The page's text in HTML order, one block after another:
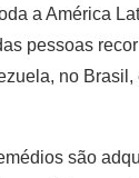
a América
pessoas
no
são